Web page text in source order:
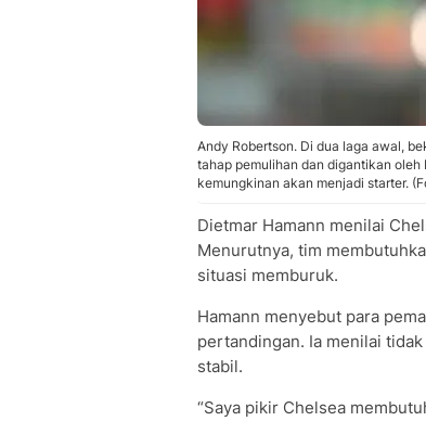
Andy Robertson. Di dua laga awal,
tahap pemulihan dan digantikan oleh
kemungkinan akan menjadi starter.
Dietmar Hamann menilai
Menurutnya, tim
situasi memburuk.
Hamann menyebut para
pertandingan. Ia menilai
stabil.
“Saya pikir Chelsea